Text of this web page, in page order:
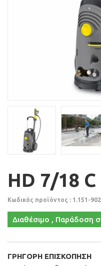
HD 7/18
Κωδικός προϊόντος : 1.151-
Διαθέσιμο , Παράδοση
ΓΡΉΓΟΡΗ ΕΠΙΣΚΌΠΗΣΗ